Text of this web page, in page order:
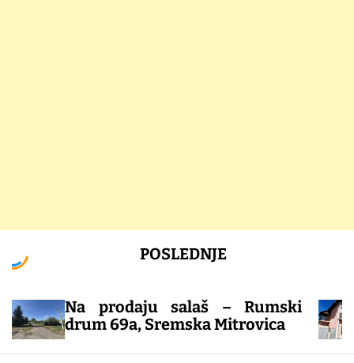
POSLEDNJE
Na prodaju salaš – Rumski
drum 69a, Sremska Mitrovica